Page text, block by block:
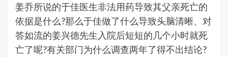
姜乔所说的于佳医生非法用药导致其父亲死亡的
依据是什么?那么于佳做了什么导致头脑清晰、对
答如流的姜兴德先生入院后短短的几个小时就死
亡了呢?有关部门为什么调查两年了得不出结论?